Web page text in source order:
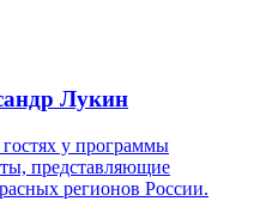
Лукин
у программы
представляющие
регионов России.